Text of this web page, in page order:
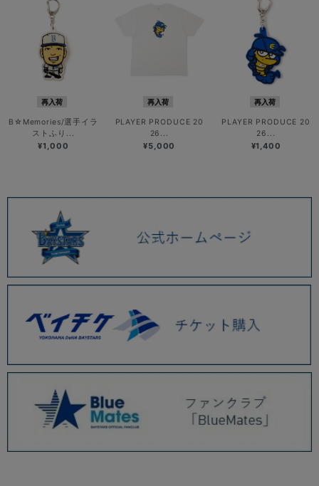
再入荷
B☆Memories/選手イラ
ストふり...
¥1,000
再入荷
PLAYER PRODUCE 20
26...
¥5,000
再入荷
PLAYER PRODUCE 20
26...
¥1,400